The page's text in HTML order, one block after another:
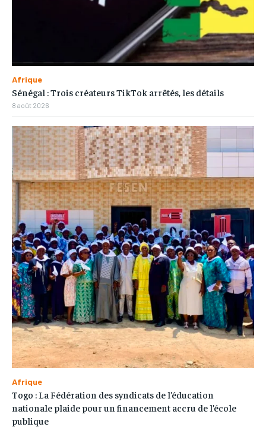
Afrique
Sénégal : Trois créateurs TikTok arrêtés, les détails
8 août 2026
Afrique
Togo : La Fédération des syndicats de l’éducation
nationale plaide pour un financement accru de l’école
publique